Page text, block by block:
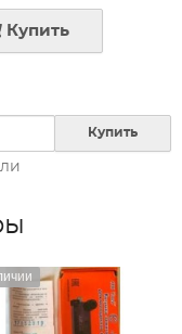
Купить
Купить